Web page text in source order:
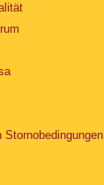
Stornobedingungen